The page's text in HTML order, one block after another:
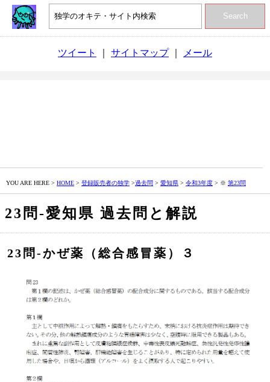
Search
ツイート サイトマップ｜ メール
YOU ARE HERE > HOME > 登録販売者の独学 >過去問 > 愛知県 > 令和3年度 > ※ 第23問
23問‐愛知県 過去問と解説
23問‐かぜ薬（総合感冒薬）３